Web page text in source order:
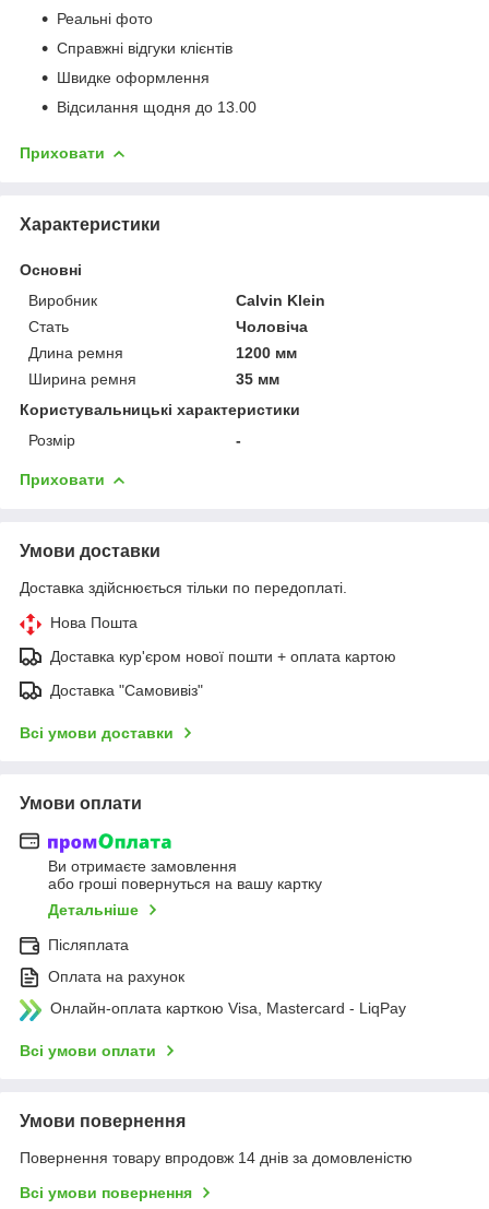
Реальні фото
Справжні відгуки клієнтів
Швидке оформлення
Відсилання щодня до 13.00
Приховати
Характеристики
Основні
Виробник
Calvin Klein
Стать
Чоловіча
Длина ремня
1200 мм
Ширина ремня
35 мм
Користувальницькі характеристики
Розмір
-
Приховати
Умови доставки
Доставка здійснюється тільки по передоплаті.
Нова Пошта
Доставка кур'єром нової пошти + оплата картою
Доставка "Самовивіз"
Всі умови доставки
Умови оплати
Ви отримаєте замовлення
або гроші повернуться на вашу картку
Детальніше
Післяплата
Оплата на рахунок
Онлайн-оплата карткою Visa, Mastercard - LiqPay
Всі умови оплати
Умови повернення
Повернення товару впродовж 14 днів за домовленістю
Всі умови повернення